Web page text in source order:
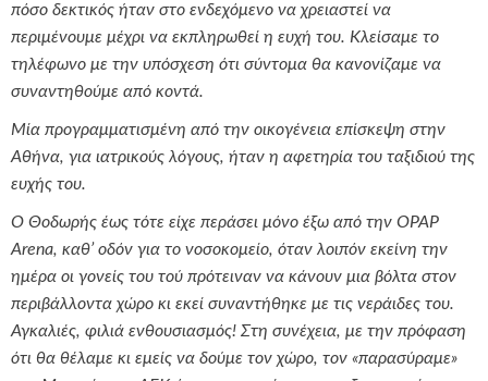
πόσο δεκτικός ήταν στο ενδεχόμενο να χρειαστεί να
περιμένουμε μέχρι να εκπληρωθεί η ευχή του. Κλείσαμε το
τηλέφωνο με την υπόσχεση ότι σύντομα θα κανονίζαμε να
συναντηθούμε από κοντά.
Μία προγραμματισμένη από την οικογένεια επίσκεψη στην
Αθήνα, για ιατρικούς λόγους, ήταν η αφετηρία του ταξιδιού της
ευχής του.
Ο Θοδωρής έως τότε είχε περάσει μόνο έξω από την OPAP
Arena, καθ’ οδόν για το νοσοκομείο, όταν λοιπόν εκείνη την
ημέρα οι γονείς του τού πρότειναν να κάνουν μια βόλτα στον
περιβάλλοντα χώρο κι εκεί συναντήθηκε με τις νεράιδες του.
Αγκαλιές, φιλιά ενθουσιασμός! Στη συνέχεια, με την πρόφαση
ότι θα θέλαμε κι εμείς να δούμε τον χώρο, τον «παρασύραμε»